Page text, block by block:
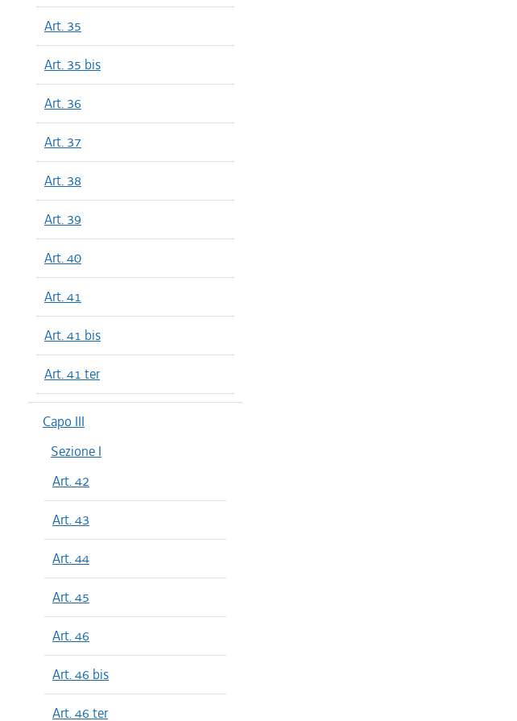
Art. 35
Art. 35 bis
Art. 36
Art. 37
Art. 38
Art. 39
Art. 40
Art. 41
Art. 41 bis
Art. 41 ter
Capo III
Sezione I
Art. 42
Art. 43
Art. 44
Art. 45
Art. 46
Art. 46 bis
Art. 46 ter